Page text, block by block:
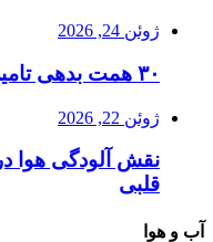
ژوئن 24, 2026
۳۰ همت بدهی تامین اجتماعی به وزارت بهداشت
ژوئن 22, 2026
نقش آلودگی هوا
قلبی
آب و هوا